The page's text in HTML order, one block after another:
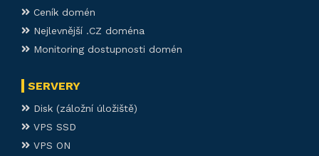
Ceník domén
Nejlevnější .CZ doména
Monitoring dostupnosti domén
SERVERY
Disk (záložní úložiště)
VPS SSD
VPS ON